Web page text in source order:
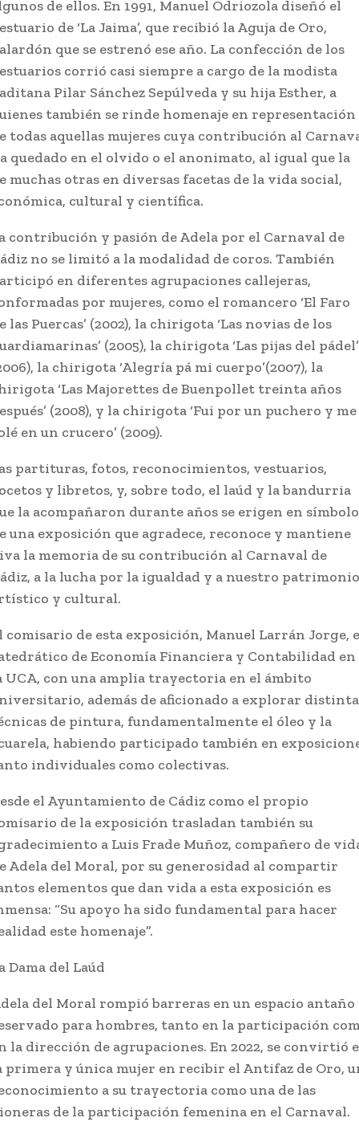
de ellos. En 1991, Manuel Odriozola diseñó el
de ‘La Jaima’, que recibió la Aguja de Oro,
que se estrenó ese año. La confección de los
corrió casi siempre a cargo de la modista
Pilar Sánchez Sepúlveda y su hija Esther, a
también se rinde homenaje en representación
todas aquellas mujeres cuya contribución al
quedado en el olvido o el anonimato, al igual que la
muchas otras en diversas facetas de la vida social,
cultural y científica.
contribución y pasión de Adela por el Carnaval de
no se limitó a la modalidad de coros. También
en diferentes agrupaciones callejeras,
por mujeres, como el romancero ‘El Faro
las Puercas’ (2002), la chirigota ‘Las novias de los
(2005), la chirigota ‘Las pijas del pádel’
la chirigota ‘Alegría pá mi cuerpo’(2007), la
‘Las Majorettes de Buenpollet treinta años
(2008), y la chirigota ‘Fui por un puchero y me
en un crucero’ (2009).
partituras, fotos, reconocimientos, vestuarios,
y libretos, y, sobre todo, el laúd y la bandurria
la acompañaron durante años se erigen en
una exposición que agradece, reconoce y mantiene
la memoria de su contribución al Carnaval de
a la lucha por la igualdad y a nuestro patrimonio
y cultural.
comisario de esta exposición, Manuel Larrán Jorge,
de Economía Financiera y Contabilidad en
UCA, con una amplia trayectoria en el ámbito
además de aficionado a explorar
de pintura, fundamentalmente el óleo y la
habiendo participado también en
individuales como colectivas.
el Ayuntamiento de Cádiz como el propio
de la exposición trasladan también su
a Luis Frade Muñoz, compañero de
Adela del Moral, por su generosidad al compartir
elementos que dan vida a esta exposición es
“Su apoyo ha sido fundamental para hacer
este homenaje”.
Dama del Laúd
del Moral rompió barreras en un espacio antaño
para hombres, tanto en la participación
la dirección de agrupaciones. En 2022, se convirtió
primera y única mujer en recibir el Antifaz de Oro,
a su trayectoria como una de las
de la participación femenina en el Carnaval.